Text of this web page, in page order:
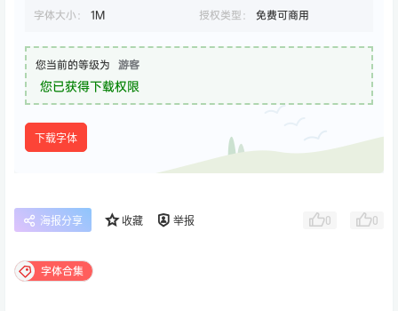
字体大小： 1M 授权类型： 免费可商用
您当前的等级为 游客
您已获得下载权限
下载字体
海报分享 收藏 举报 0 0
字体合集